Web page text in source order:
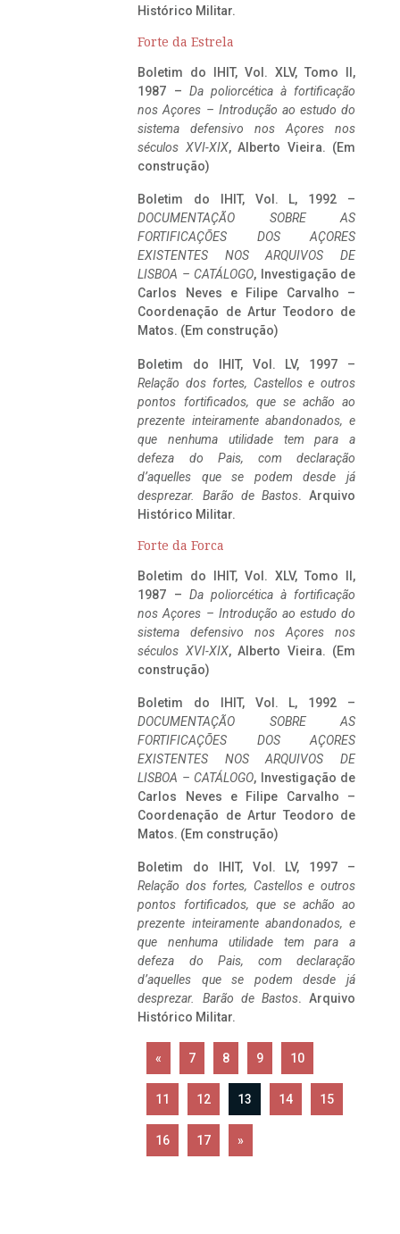
Histórico Militar.
Forte da Estrela
Boletim do IHIT, Vol. XLV, Tomo II,
1987 – Da poliorcética à fortificação
nos Açores – Introdução ao estudo do
sistema defensivo nos Açores nos
séculos XVI-XIX, Alberto Vieira. (Em
construção)
Boletim do IHIT, Vol. L, 1992 –
DOCUMENTAÇÃO SOBRE AS
FORTIFICAÇÕES DOS AÇORES
EXISTENTES NOS ARQUIVOS DE
LISBOA – CATÁLOGO, Investigação de
Carlos Neves e Filipe Carvalho –
Coordenação de Artur Teodoro de
Matos. (Em construção)
Boletim do IHIT, Vol. LV, 1997 –
Relação dos fortes, Castellos e outros
pontos fortificados, que se achão ao
prezente inteiramente abandonados, e
que nenhuma utilidade tem para a
defeza do Pais, com declaração
d’aquelles que se podem desde já
desprezar. Barão de Bastos. Arquivo
Histórico Militar.
Forte da Forca
Boletim do IHIT, Vol. XLV, Tomo II,
1987 – Da poliorcética à fortificação
nos Açores – Introdução ao estudo do
sistema defensivo nos Açores nos
séculos XVI-XIX, Alberto Vieira. (Em
construção)
Boletim do IHIT, Vol. L, 1992 –
DOCUMENTAÇÃO SOBRE AS
FORTIFICAÇÕES DOS AÇORES
EXISTENTES NOS ARQUIVOS DE
LISBOA – CATÁLOGO, Investigação de
Carlos Neves e Filipe Carvalho –
Coordenação de Artur Teodoro de
Matos. (Em construção)
Boletim do IHIT, Vol. LV, 1997 –
Relação dos fortes, Castellos e outros
pontos fortificados, que se achão ao
prezente inteiramente abandonados, e
que nenhuma utilidade tem para a
defeza do Pais, com declaração
d’aquelles que se podem desde já
desprezar. Barão de Bastos. Arquivo
Histórico Militar.
« 7 8 9 10
11 12 13 14 15
16 17 »